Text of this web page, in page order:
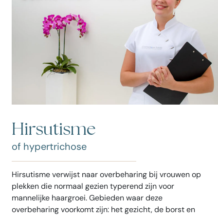
Hirsutisme
of hypertrichose
Hirsutisme verwijst naar overbeharing bij vrouwen op
plekken die normaal gezien typerend zijn voor
mannelijke haargroei. Gebieden waar deze
overbeharing voorkomt zijn: het gezicht, de borst en